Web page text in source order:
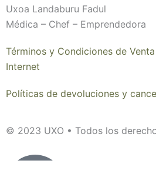
Uxoa Landaburu Fadul
Médica – Chef – Emprendedora
Términos y Condiciones de
Internet
Políticas de devoluciones y
© 2023 UXO • Todos los